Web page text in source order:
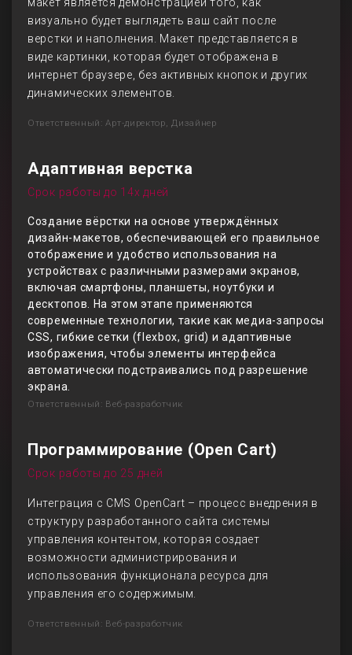
визуально будет выглядеть ваш сайт после
верстки и наполнения. Макет представляется в
виде картинки, которая будет отображена в
интернет браузере, без активных кнопок и других
динамических элементов.
Ответственный: Арт-директор, Дизайнер
Адаптивная верстка
Срок работы до 14х дней
Создание вёрстки на основе утверждённых
дизайн-макетов, обеспечивающей его правильное
отображение и удобство использования на
устройствах с различными размерами экранов,
включая смартфоны, планшеты, ноутбуки и
десктопов. На этом этапе применяются
современные технологии, такие как медиа-запросы
CSS, гибкие сетки (flexbox, grid) и адаптивные
изображения, чтобы элементы интерфейса
автоматически подстраивались под разрешение
экрана.
Ответственный: Веб-разработчик
Программирование (Open Cart)
Срок работы до 25 дней
Интеграция с CMS OpenCart – процесс внедрения в
структуру разработанного сайта системы
управления контентом, которая создает
возможности администрирования и
использования функционала ресурса для
управления его содержимым.
Ответственный: Веб-разработчик